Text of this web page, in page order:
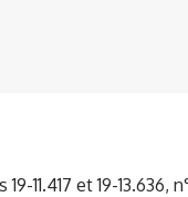
11.417 et 19-13.636,